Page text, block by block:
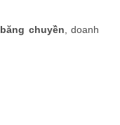
chuyền , doanh